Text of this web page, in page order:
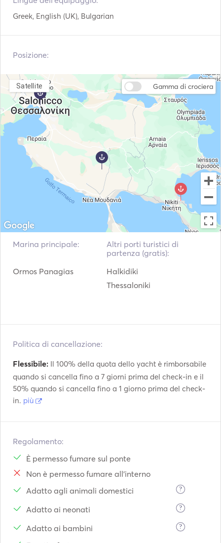
Standard amenities include
Water
Coffee
Refreshments
Wine or beer
Fruit Salad
ΕFishing Equipment
Snorkeling Equipment (msks-snorkels)
Bluetooth 200 Watt speaker
SUP (stand up paddleboard)
Extra amenities at an additional charge
Snorkeling lesson (depending on availability)
Sea food lunch (upon reservation)
Yoga Day (upon reservation)
A menu of selected drinks and snacks
Greek, English (UK), Bulgarian
Posizione:
Gamma di crociera
Satellite
Marina principale:
Ormos Panagias
Altri porti turistici di
partenza (gratis):
Halkidiki
Thessaloniki
Politica di cancellazione:
Flessibile: Il 100% della quota dello yacht è rimborsabile
quando si cancella fino a 7 giorni prima del check-in e il
50% quando si cancella fino a 1 giorno prima del check-
in. più
Regolamento:
È permesso fumare sul ponte
Non è permesso fumare all'interno
Adatto agli animali domestici
?
Adatto ai neonati ?
Adatto ai bambini ?